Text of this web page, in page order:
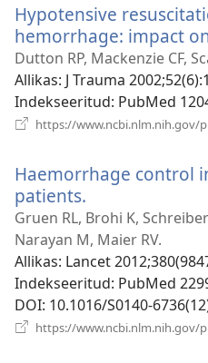
Hypotensive
hemorrhage: impact
Dutton RP, Mackenzie CF,
Allikas‎: J Trauma
Indekseeritud‎: PubMed
https://www.ncbi.nlm.nih.gov/
Haemorrhage control
patients.
uue
akna)
Gruen RL, Brohi K,
Narayan M, Maier RV.
Allikas‎: Lancet
Indekseeritud‎: PubMed
DOI‎: 10.1016/S0140-
https://www.ncbi.nlm.nih.gov/